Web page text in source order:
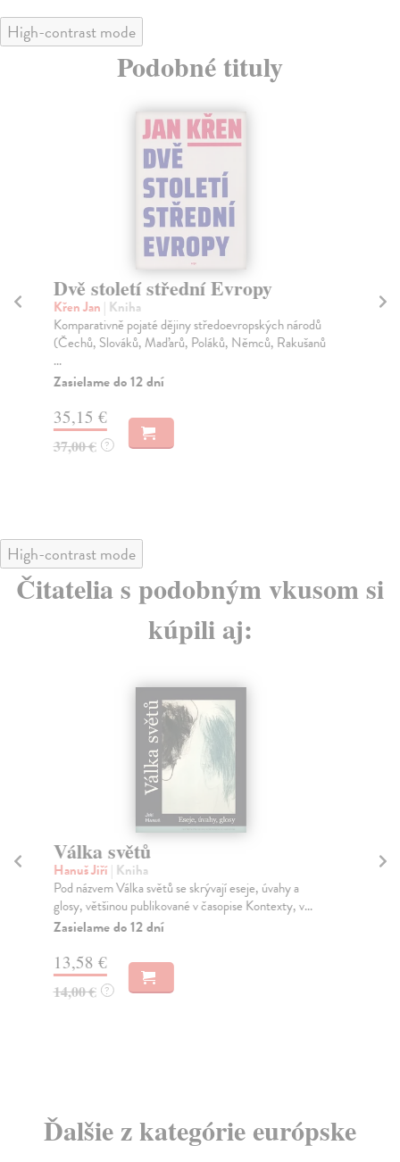
High-contrast mode
Podobné tituly
Dvě století střední Evropy
Křen Jan | Kniha
Komparativně pojaté dějiny středoevropských národů
(Čechů, Slováků, Maďarů, Poláků, Němců, Rakušanů
...
Zasielame do 12 dní
35,15 €
37,00 € ?
High-contrast mode
Čitatelia s podobným vkusom si
kúpili aj:
Válka světů
Hanuš Jiří | Kniha
Pod názvem Válka světů se skrývají eseje, úvahy a
glosy, většinou publikované v časopise Kontexty, v...
Zasielame do 12 dní
13,58 €
14,00 € ?
Ďalšie z kategórie európske